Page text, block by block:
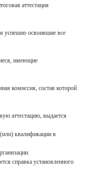
аттестация
успешно освоившие все
имеющие
комиссия, состав которой
аттестацию, выдается
квалификации в
справка установленного